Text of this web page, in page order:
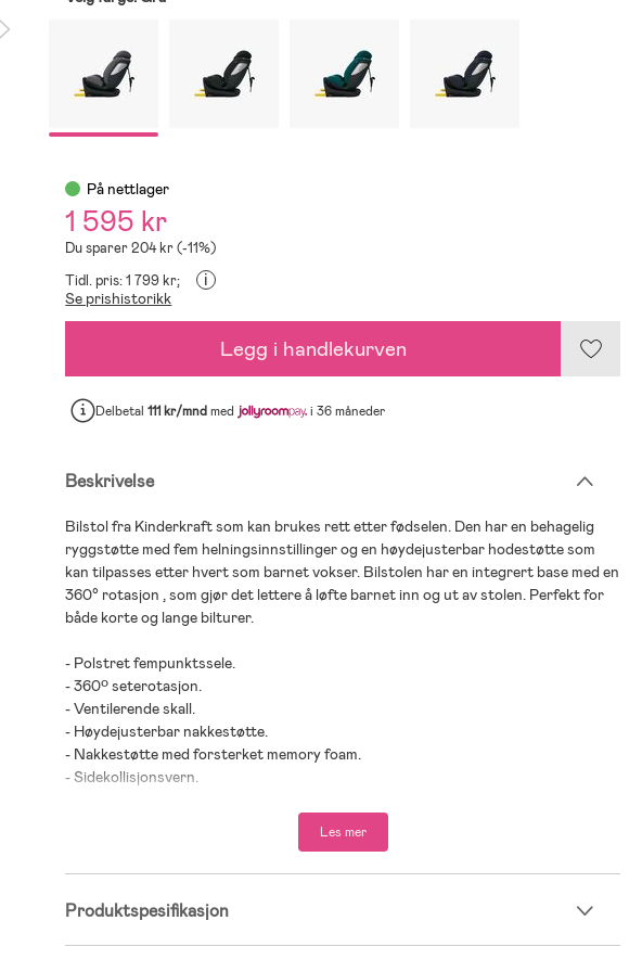
På nettlager
1 595 kr
Du sparer 204 kr (-11%)
Tidl. pris: 1 799 kr;
i
Se prishistorikk
Legg i handlekurven
Delbetal111 kr/mnd med i 36 måneder
Beskrivelse
Bilstol fra Kinderkraft som kan brukes rett etter fødselen. Den har en behagelig
ryggstøtte med fem helningsinnstillinger og en høydejusterbar hodestøtte som
kan tilpasses etter hvert som barnet vokser. Bilstolen har en integrert base med en
360° rotasjon , som gjør det lettere å løfte barnet inn og ut av stolen. Perfekt for
både korte og lange bilturer.
- Polstret fempunktssele.
- 360º seterotasjon.
- Ventilerende skall.
- Høydejusterbar nakkestøtte.
- Nakkestøtte med forsterket memory foam.
- Sidekollisjonsvern.
- Godkjent i henhold til i-Size og UN R129.
Inkluderer: base.
Les mer
Produktspesifikasjon